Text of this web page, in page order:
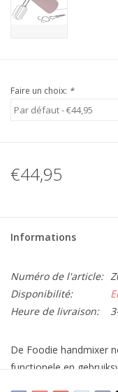
Faire un choix: *
€44,95
Informations
Numéro de l'article:
Disponibilité:
Heure de livraison:
De Foodie handmixer
functionele en